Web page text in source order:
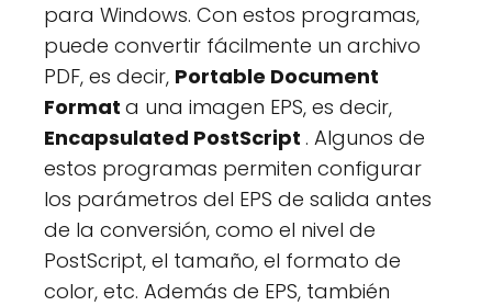
para Windows. Con estos programas,
puede convertir fácilmente un archivo
PDF, es decir, Portable Document
Format a una imagen EPS, es decir,
Encapsulated PostScript . Algunos de
estos programas permiten configurar
los parámetros del EPS de salida antes
de la conversión, como el nivel de
PostScript, el tamaño, el formato de
color, etc. Además de EPS, también